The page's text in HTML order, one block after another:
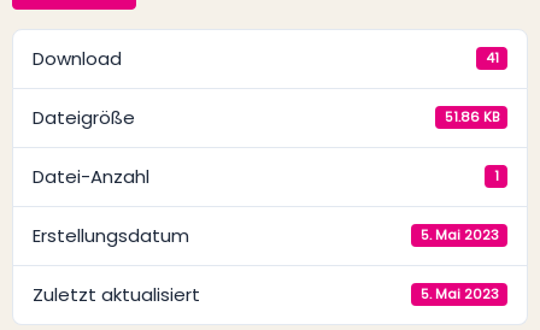
Download 41
Dateigröße 51.86 KB
Datei-Anzahl 1
Erstellungsdatum 5. Mai 2023
Zuletzt aktualisiert 5. Mai 2023